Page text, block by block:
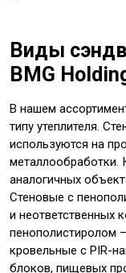
Виды
BMG
В нашем
типу утеплителя.
используются на
металлообработки.
аналогичных
Стеновые с
и неответственных
пенополистиролом
кровельные с PIR-
блоков, пищевых